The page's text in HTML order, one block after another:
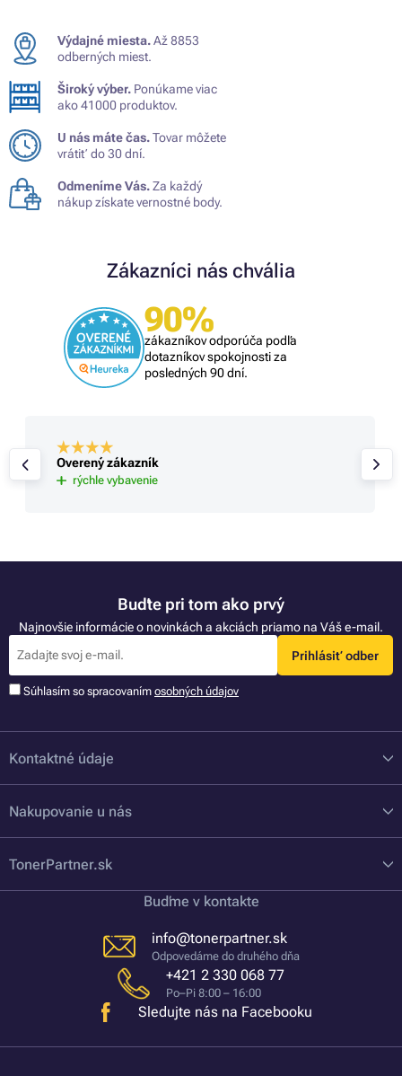
Výdajné miesta.Až 8853
odberných miest.
Široký výber. Ponúkame viac
ako 41000 produktov.
U nás máte čas.Tovar môžete
vrátiť do 30 dní.
Odmeníme Vás.Za každý
nákup získate vernostné body.
Zákazníci nás chvália
90%
zákazníkov odporúča podľa
dotazníkov spokojnosti za
posledných 90 dní.
Overený zákazník
rýchle vybavenie
Buďte pri tom ako prvý
Najnovšie informácie o novinkách a akciách priamo na Váš e-mail.
Prihlásiť odber
Súhlasím so spracovaním osobných údajov
Kontaktné údaje
Nakupovanie u nás
TonerPartner.sk
Buďme v kontakte
info@tonerpartner.sk
Odpovedáme do druhého dňa
+421 2 330 068 77
Po–Pi 8:00 – 16:00
Sledujte nás na Facebooku